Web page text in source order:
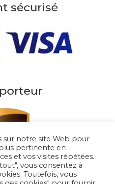
sécurisé
sur notre site Web pour
pertinente en
et vos visites répétées.
vous consentez à
Toutefois, vous